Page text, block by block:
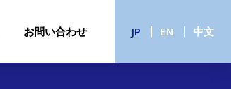
JP EN 中文
お問い合わせ